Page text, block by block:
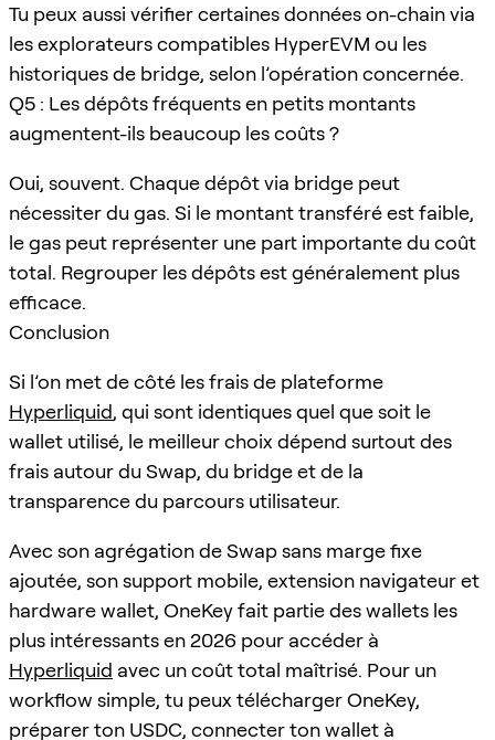
Tu peux aussi vérifier certaines données on-chain via
les explorateurs compatibles HyperEVM ou les
historiques de bridge, selon l’opération concernée.
Q5 : Les dépôts fréquents en petits montants
augmentent-ils beaucoup les coûts ?
Oui, souvent. Chaque dépôt via bridge peut
nécessiter du gas. Si le montant transféré est faible,
le gas peut représenter une part importante du coût
total. Regrouper les dépôts est généralement plus
efficace.
Conclusion
Si l’on met de côté les frais de plateforme
Hyperliquid, qui sont identiques quel que soit le
wallet utilisé, le meilleur choix dépend surtout des
frais autour du Swap, du bridge et de la
transparence du parcours utilisateur.
Avec son agrégation de Swap sans marge fixe
ajoutée, son support mobile, extension navigateur et
hardware wallet, OneKey fait partie des wallets les
plus intéressants en 2026 pour accéder à
Hyperliquid avec un coût total maîtrisé. Pour un
workflow simple, tu peux télécharger OneKey,
préparer ton USDC, connecter ton wallet à